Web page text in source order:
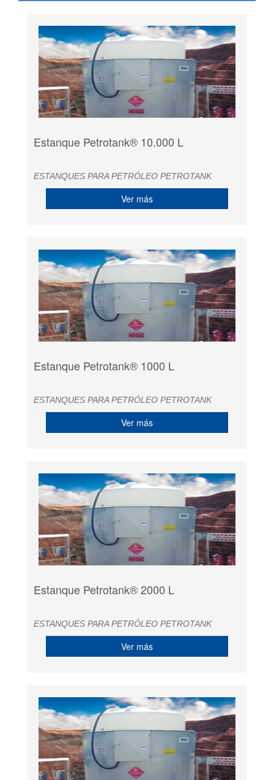
Estanque Petrotank® 10.000 L
ESTANQUES PARA PETRÓLEO PETROTANK
Ver más
Estanque Petrotank® 1000 L
ESTANQUES PARA PETRÓLEO PETROTANK
Ver más
Estanque Petrotank® 2000 L
ESTANQUES PARA PETRÓLEO PETROTANK
Ver más